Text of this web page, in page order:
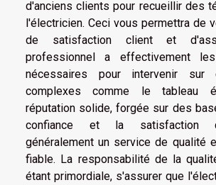
d'anciens clients pour recueillir des
l'électricien. Ceci vous permettra de
de satisfaction client et
professionnel a effectivement
nécessaires pour intervenir sur
complexes comme le tableau
réputation solide, forgée sur des
confiance et la satisfaction
généralement un service de qualité
fiable. La responsabilité de la
étant primordiale, s'assurer que